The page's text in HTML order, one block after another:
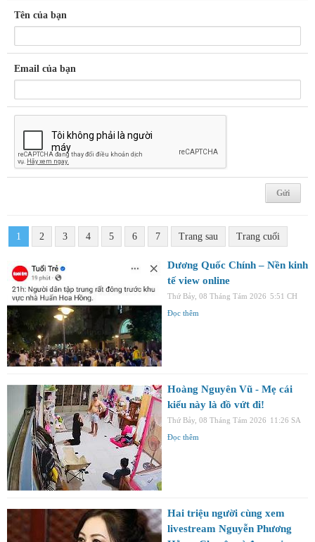
Tên của bạn
Email của bạn
1 2 3 4 5 6 7 Trang sau Trang cuối
Dương Quốc Chính – Nền kinh
tế view online
Thứ Bảy, 08 Tháng Tám 2026 5:51 CH
Đọc thêm
Hoàng Nguyên Vũ - Mẹ cái
kiểu này là đồ vứt đi!
Thứ Bảy, 08 Tháng Tám 2026 11:26 SA
Đọc thêm
Hai triệu người cùng xem
livestream Nguyễn Phương